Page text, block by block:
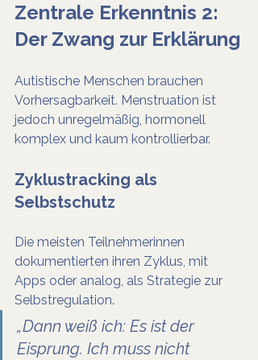
Zentrale Erkenntnis 2:
Der Zwang zur Erklärung
Autistische Menschen brauchen
Vorhersagbarkeit. Menstruation ist
jedoch unregelmäßig, hormonell
komplex und kaum kontrollierbar.
Zyklustracking als
Selbstschutz
Die meisten Teilnehmerinnen
dokumentierten ihren Zyklus, mit
Apps oder analog, als Strategie zur
Selbstregulation.
„Dann weiß ich: Es ist der
Eisprung. Ich muss nicht